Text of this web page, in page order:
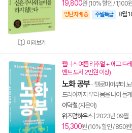
미리보기
19,800원 (10% 할인 / 1,100
양탄자배송 주말특급 8월
웰니스 여름 리추얼 + 에그 트
벤트 도서 2만원 이상)
노화 공부- 텔로미어부터 노
드리아까지 우리 몸을 나이 들
이덕철 (지은이)
위즈덤하우스| 2023년 09월
15,300원 (10% 할인 / 850원)